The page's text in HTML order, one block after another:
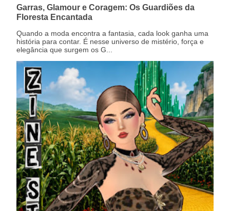
Garras, Glamour e Coragem: Os Guardiões da
Floresta Encantada
Quando a moda encontra a fantasia, cada look ganha uma
história para contar. É nesse universo de mistério, força e
elegância que surgem os G...